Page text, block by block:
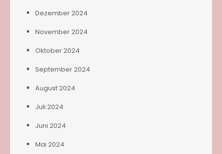
Dezember 2024
November 2024
Oktober 2024
September 2024
August 2024
Juli 2024
Juni 2024
Mai 2024